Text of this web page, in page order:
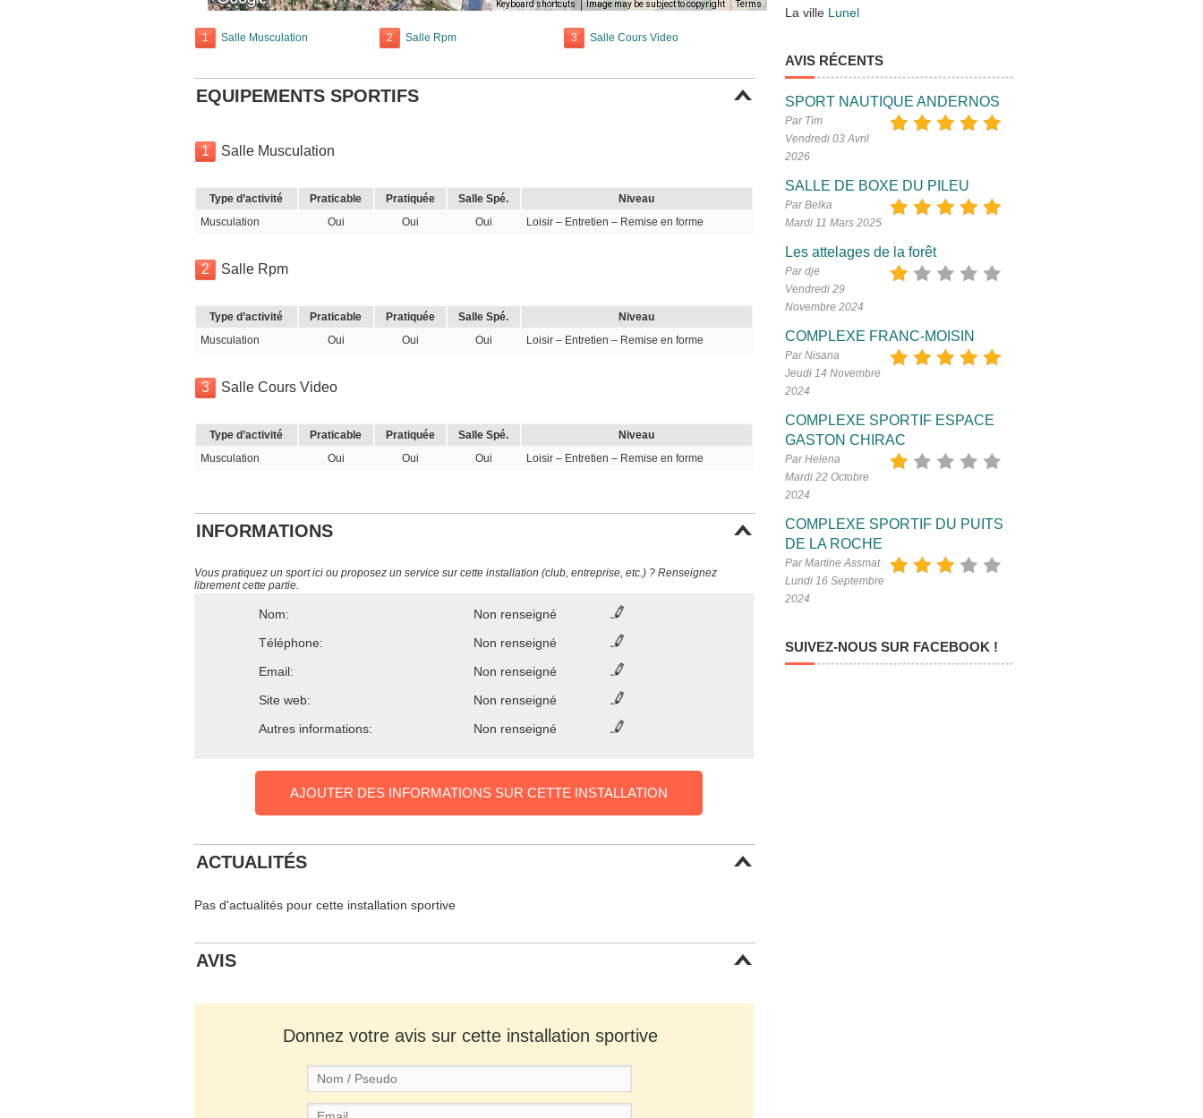
Keyboard shortcuts Image may be subject to copyright Terms
1 Salle Musculation 2 Salle Rpm 3 Salle Cours Video
EQUIPEMENTS SPORTIFS
1 Salle Musculation
Type d’activité Praticable Pratiquée Salle Spé.
Niveau
Musculation
Oui Oui Oui Loisir – Entretien – Remise en forme
2 Salle Rpm
Type d’activité Praticable Pratiquée Salle Spé.
Niveau
Musculation
Oui Oui Oui Loisir – Entretien – Remise en forme
3 Salle Cours Video
Type d’activité Praticable Pratiquée Salle Spé.
Niveau
Musculation
Oui Oui Oui Loisir – Entretien – Remise en forme
INFORMATIONS
Vous pratiquez un sport ici ou proposez un service sur cette installation (club, entreprise, etc.) ? Renseignez
librement cette partie.
Nom:
Non renseigné
Téléphone:
Non renseigné
Email:
Non renseigné
Site web:
Non renseigné
Autres informations:
Non renseigné
AJOUTER DES INFORMATIONS SUR CETTE INSTALLATION
ACTUALITÉS
Pas d'actualités pour cette installation sportive
AVIS
Donnez votre avis sur cette installation sportive
La ville Lunel
AVIS RÉCENTS
SPORT NAUTIQUE ANDERNOS
Par Tim
Vendredi 03 Avril
2026
SALLE DE BOXE DU PILEU
Par Belka
Mardi 11 Mars 2025
Les attelages de la forêt
Par dje
Vendredi 29
Novembre 2024
COMPLEXE FRANC-MOISIN
Par Nisana
Jeudi 14 Novembre
2024
COMPLEXE SPORTIF ESPACE
GASTON CHIRAC
Par Helena
Mardi 22 Octobre
2024
COMPLEXE SPORTIF DU PUITS
DE LA ROCHE
Par Martine Assmat
Lundi 16 Septembre
2024
SUIVEZ-NOUS SUR FACEBOOK !